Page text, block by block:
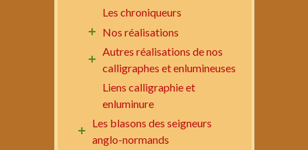
Les chroniqueurs
Nos réalisations
Autres réalisations de nos
calligraphes et enlumineuses
Liens calligraphie et
enluminure
Les blasons des seigneurs
anglo-normands